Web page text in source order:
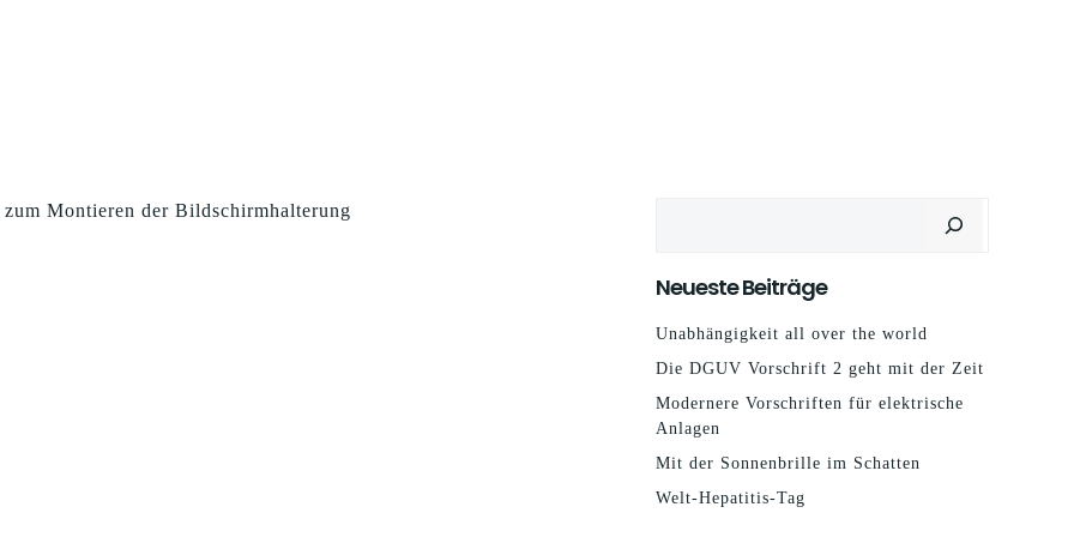
Neueste Beiträge
Unabhängigkeit all over the world
Die DGUV Vorschrift 2 geht mit der Zeit
Modernere Vorschriften für elektrische
Anlagen
Mit der Sonnenbrille im Schatten
Welt-Hepatitis-Tag